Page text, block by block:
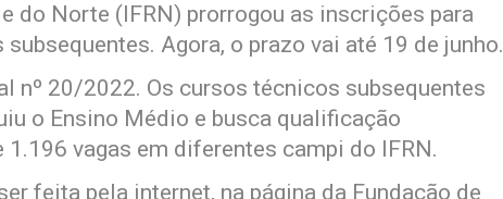
do Norte (IFRN) prorrogou as inscrições para
Agora, o prazo vai até 19 de junho.
nº 20/2022. Os cursos técnicos subsequentes
o Ensino Médio e busca qualificação
vagas em diferentes campi do IFRN.
feita pela internet, na página da Fundação de